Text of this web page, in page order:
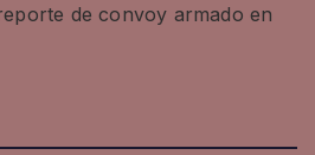
de convoy armado en